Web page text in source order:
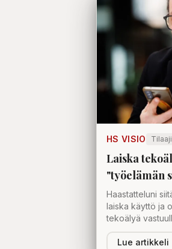
HS VISIO
Laiska
"työelämän
Haastatteluni
laiska käyttö ja
tekoälyä
Lue artikkeli